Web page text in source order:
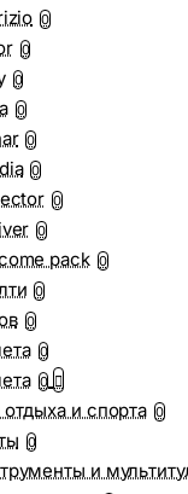
0
0
0
0
0
0
0
0
pack 0
0
0
0
0
и спорта 0
0
и